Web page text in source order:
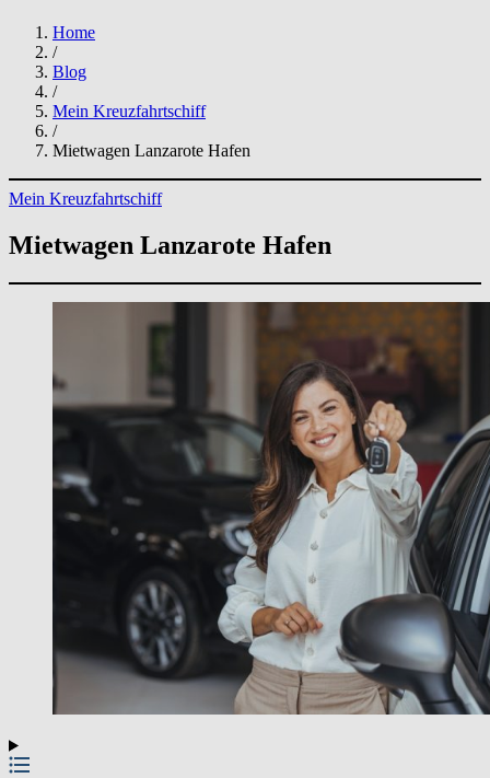
Home
/
Blog
/
Mein Kreuzfahrtschiff
/
Mietwagen Lanzarote Hafen
Mein Kreuzfahrtschiff
Mietwagen Lanzarote Hafen